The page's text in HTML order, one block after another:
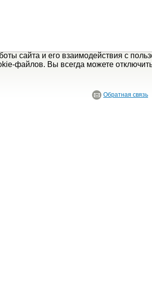
сайта и его взаимодействия с
файлов. Вы всегда можете
Обратная связь